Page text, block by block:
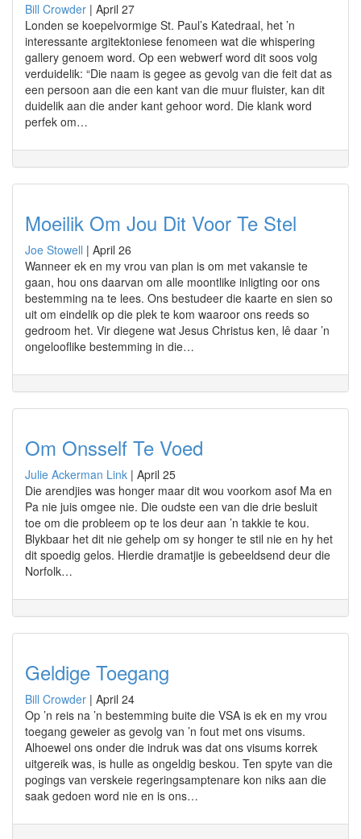
Bill Crowder | April 27
Londen se koepelvormige St. Paul’s Katedraal, het ’n
interessante argitektoniese fenomeen wat die whispering
gallery genoem word. Op een webwerf word dit soos volg
verduidelik: “Die naam is gegee as gevolg van die feit dat as
een persoon aan die een kant van die muur fluister, kan dit
duidelik aan die ander kant gehoor word. Die klank word
perfek om…
Moeilik Om Jou Dit Voor Te Stel
Joe Stowell | April 26
Wanneer ek en my vrou van plan is om met vakansie te
gaan, hou ons daarvan om alle moontlike inligting oor ons
bestemming na te lees. Ons bestudeer die kaarte en sien so
uit om eindelik op die plek te kom waaroor ons reeds so
gedroom het. Vir diegene wat Jesus Christus ken, lê daar ’n
ongelooflike bestemming in die…
Om Onsself Te Voed
Julie Ackerman Link | April 25
Die arendjies was honger maar dit wou voorkom asof Ma en
Pa nie juis omgee nie. Die oudste een van die drie besluit
toe om die probleem op te los deur aan ’n takkie te kou.
Blykbaar het dit nie gehelp om sy honger te stil nie en hy het
dit spoedig gelos. Hierdie dramatjie is gebeeldsend deur die
Norfolk…
Geldige Toegang
Bill Crowder | April 24
Op ’n reis na ’n bestemming buite die VSA is ek en my vrou
toegang geweier as gevolg van ’n fout met ons visums.
Alhoewel ons onder die indruk was dat ons visums korrek
uitgereik was, is hulle as ongeldig beskou. Ten spyte van die
pogings van verskeie regeringsamptenare kon niks aan die
saak gedoen word nie en is ons…